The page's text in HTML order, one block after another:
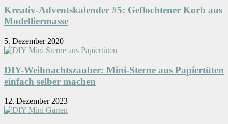
Kreativ-Adventskalender #5: Geflochtener Korb aus
Modelliermasse
5. Dezember 2020
DIY-Weihnachtszauber: Mini-Sterne aus Papiertüten
einfach selber machen
12. Dezember 2023